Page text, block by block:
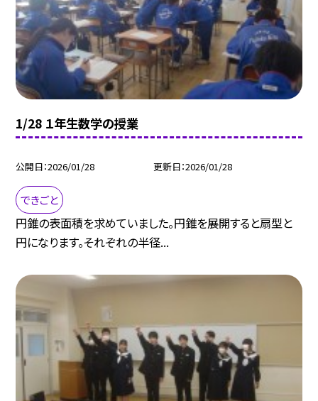
1/28 １年生数学の授業
公開日 2026/01/28 更新日 2026/01/28
できごと
円錐の表面積を求めていました。円錐を展開すると扇型と
円になります。それぞれの半径...